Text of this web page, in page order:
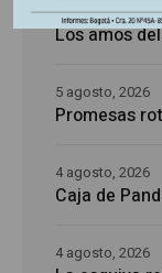
Los amos
5 agosto, 2026
Promesas
5 agosto, 2026
Caja de
4 agosto, 2026
4 agosto, 2026